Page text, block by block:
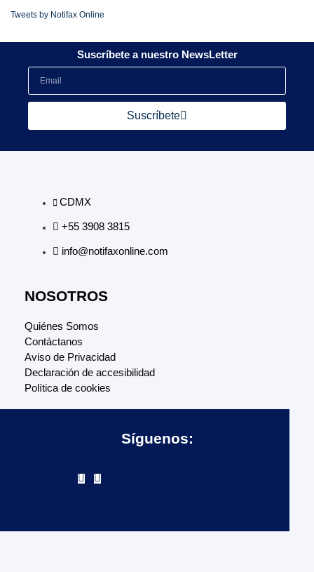
Tweets by Notifax Online
Suscríbete a nuestro NewsLetter
Suscríbete
CDMX
+55 3908 3815
info@notifaxonline.com
NOSOTROS
Quiénes Somos
Contáctanos
Aviso de Privacidad
Declaración de accesibilidad
Política de cookies
Síguenos: